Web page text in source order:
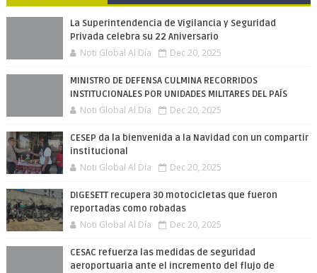
La Superintendencia de Vigilancia y Seguridad
Privada celebra su 22 Aniversario
Noti Global Al Día Dec 20, 2025
MINISTRO DE DEFENSA CULMINA RECORRIDOS
INSTITUCIONALES POR UNIDADES MILITARES DEL PAÍS
Noti Global Al Día Dec 20, 2025
CESEP da la bienvenida a la Navidad con un compartir
institucional
Noti Global Al Día Dec 20, 2025
DIGESETT recupera 30 motocicletas que fueron
reportadas como robadas
Noti Global Al Día Dec 20, 2025
CESAC refuerza las medidas de seguridad
aeroportuaria ante el incremento del flujo de